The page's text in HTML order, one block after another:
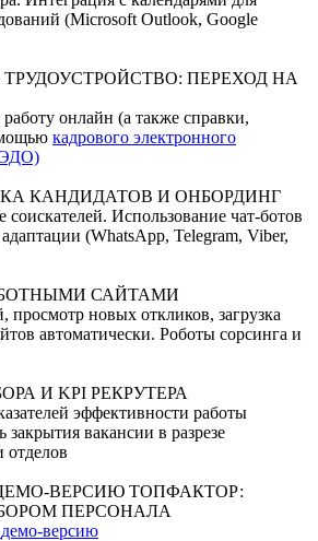
(Microsoft Outlook, Google
ПЕРЕХОД НА
онлайн (а также справки,
кадрового электронного
КАНДИДАТОВ И ОНБОРДИНГ
соискателей. Использование чат-ботов
(WhatsApp, Telegram, Viber,
САЙТАМИ
просмотр новых откликов, загрузка
автоматически. Роботы сорсинга и
И KPI РЕКРУТЕРА
эффективности работы
закрытия вакансии в разрезе
ВЕРСИЮ ТОПФАКТОР:
ПЕРСОНАЛА
демо-версию